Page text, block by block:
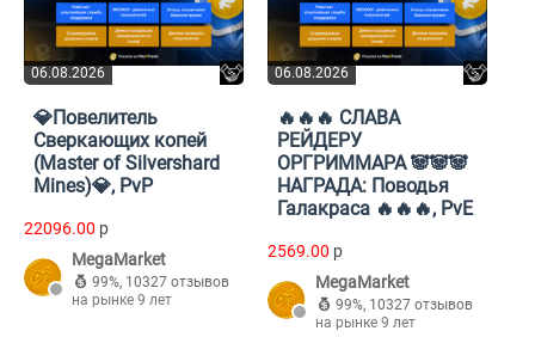
06.08.2026
💎Повелитель
Сверкающих копей
(Master of Silvershard
Mines)💎, PvP
22096.00 p
MegaMarket
99%, 10327 отзывов
на рынке 9 лет
06.08.2026
🔥🔥🔥 СЛАВА
РЕЙДЕРУ
ОРГРИММАРА 🐼🐼🐼
НАГРАДА: Поводья
Галакраса 🔥🔥🔥, PvE
2569.00 p
MegaMarket
99%, 10327 отзывов
на рынке 9 лет